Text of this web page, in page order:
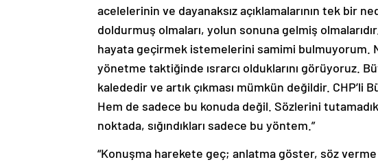
acelelerinin ve dayanaksız açıklamalarının tek bir
doldurmuş olmaları, yolun sonuna gelmiş
hayata geçirmek istemelerini samimi bulmuyorum.
yönetme taktiğinde ısrarcı olduklarını görüyoruz.
kalededir ve artık çıkması mümkün değildir. CHP’li
Hem de sadece bu konuda değil. Sözlerini
noktada, sığındıkları sadece bu yöntem.”
“Konuşma harekete geç; anlatma göster, söz